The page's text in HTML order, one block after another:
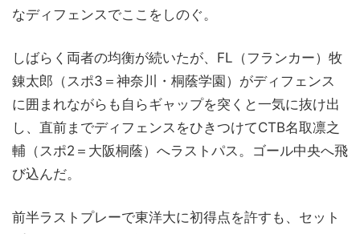
なディフェンスでここをしのぐ。
しばらく両者の均衡が続いたが、FL（フランカー）牧
錬太郎（スポ3＝神奈川・桐蔭学園）がディフェンス
に囲まれながらも自らギャップを突くと一気に抜け出
し、直前までディフェンスをひきつけてCTB名取凛之
輔（スポ2＝大阪桐蔭）へラストパス。ゴール中央へ飛
び込んだ。
前半ラストプレーで東洋大に初得点を許すも、セット